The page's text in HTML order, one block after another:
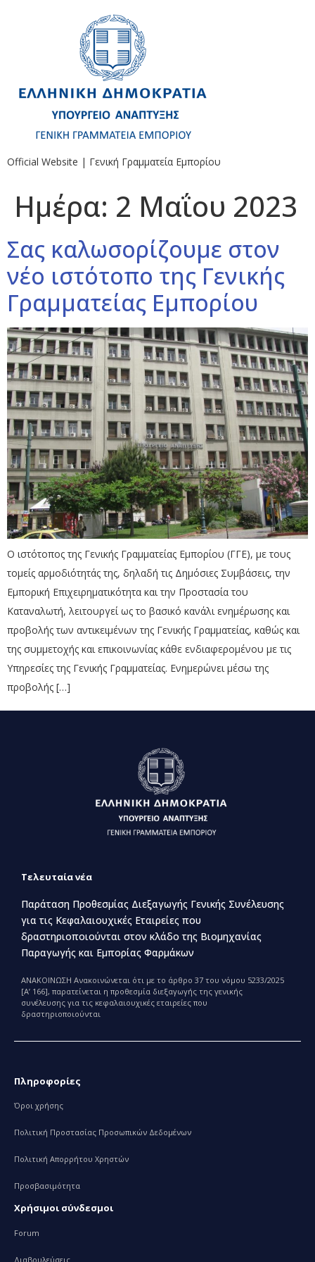
Official Website | Γενική Γραμματεία Εμπορίου
Ημέρα: 2 Μαΐου 2023
Σας καλωσορίζουμε στον
νέο ιστότοπο της Γενικής
Γραμματείας Εμπορίου
Ο ιστότοπος της Γενικής Γραμματείας Εμπορίου (ΓΓΕ), με τους
τομείς αρμοδιότητάς της, δηλαδή τις Δημόσιες Συμβάσεις, την
Εμπορική Επιχειρηματικότητα και την Προστασία του
Καταναλωτή, λειτουργεί ως το βασικό κανάλι ενημέρωσης και
προβολής των αντικειμένων της Γενικής Γραμματείας, καθώς και
της συμμετοχής και επικοινωνίας κάθε ενδιαφερομένου με τις
Υπηρεσίες της Γενικής Γραμματείας. Ενημερώνει μέσω της
προβολής […]
Τελευταία νέα
Παράταση Προθεσμίας Διεξαγωγής Γενικής Συνέλευσης
για τις Κεφαλαιουχικές Εταιρείες που
δραστηριοποιούνται στον κλάδο της Βιομηχανίας
Παραγωγής και Εμπορίας Φαρμάκων
ΑΝΑΚΟΙΝΩΣΗ Ανακοινώνεται ότι με το άρθρο 37 του νόμου 5233/2025
[Α’ 166], παρατείνεται η προθεσμία διεξαγωγής της γενικής
συνέλευσης για τις κεφαλαιουχικές εταιρείες που
δραστηριοποιούνται
Πληροφορίες
Όροι χρήσης
Πολιτική Προστασίας Προσωπικών Δεδομένων
Πολιτική Απορρήτου Χρηστών
Προσβασιμότητα
Χρήσιμοι σύνδεσμοι
Forum
Διαβουλεύσεις